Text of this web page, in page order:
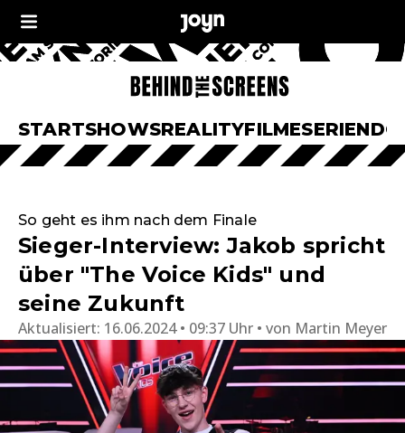
STARTSHOWSREALITYFILMESERIEN
So geht es ihm nach dem Finale
Sieger-Interview: Jakob spricht
über "The Voice Kids" und
seine Zukunft
Aktualisiert: 16.06.2024 • 09:37 Uhr von Martin Meyer